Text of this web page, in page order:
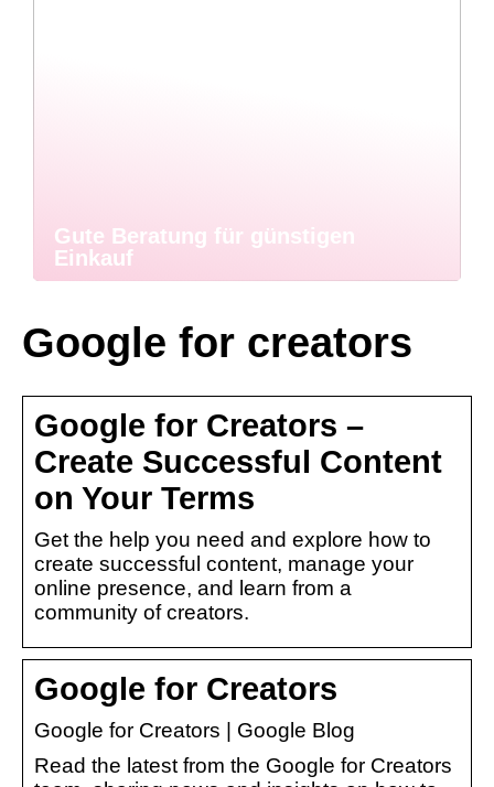
Gute Beratung für günstigen
Einkauf
Google for creators
Google for Creators –
Create Successful Content
on Your Terms
Get the help you need and explore how to
create successful content, manage your
online presence, and learn from a
community of creators.
Google for Creators
Google for Creators | Google Blog
Read the latest from the Google for Creators